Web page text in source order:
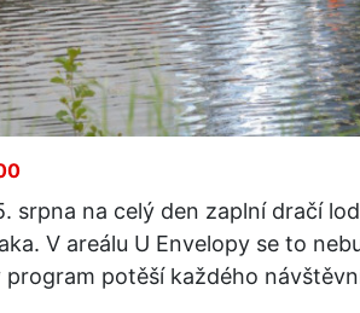
srpna na celý den zaplní dračí
V areálu U Envelopy se to
potěší každého